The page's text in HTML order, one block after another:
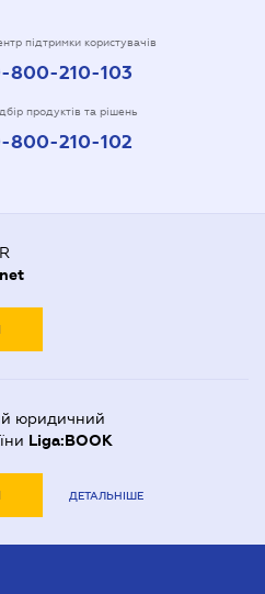
підтримки користувачів
800-210-103
продуктів та рішень
800-210-102
юридичний
Liga:BOOK
ДЕТАЛЬНІШЕ